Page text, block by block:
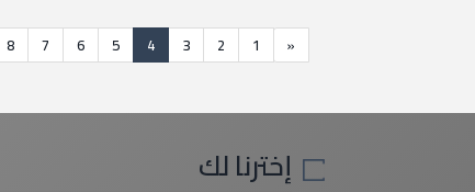
«
1
2
3
4
5
6
7
8
إخترنا لك